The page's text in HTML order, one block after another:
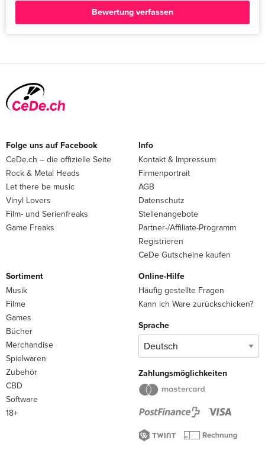
Bewertung verfassen
Folge uns auf Facebook
CeDe.ch – die offizielle Seite
Rock & Metal Heads
Let there be music
Vinyl Lovers
Film- und Serienfreaks
Game Freaks
Info
Kontakt & Impressum
Firmenportrait
AGB
Datenschutz
Stellenangebote
Partner-/Affiliate-Programm
Registrieren
CeDe Gutscheine kaufen
Sortiment
Musik
Filme
Games
Bücher
Merchandise
Spielwaren
Zubehör
CBD
Software
18+
Online-Hilfe
Häufig gestellte Fragen
Kann ich Ware zurückschicken?
Sprache
Zahlungsmöglichkeiten